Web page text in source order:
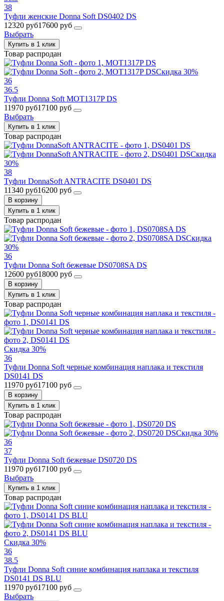
38
Туфли женские Donna Soft DS0402 DS
12320 руб17600 руб
Выбрать
Купить в 1 клик
Товар распродан
Скидка 30%
36
36.5
Туфли Donna Soft MOT1317P DS
11970 руб17100 руб
Выбрать
Купить в 1 клик
Товар распродан
Скидка
30%
38
Туфли DonnaSoft ANTRACITE DS0401 DS
11340 руб16200 руб
В корзину
Купить в 1 клик
Товар распродан
Скидка
30%
36
Туфли Donna Soft бежевые DS0708SA DS
12600 руб18000 руб
В корзину
Купить в 1 клик
Товар распродан
Скидка 30%
36
Туфли Donna Soft черные комбинация наплака и текстиля
DS0141 DS
11970 руб17100 руб
В корзину
Купить в 1 клик
Товар распродан
Скидка 30%
36
37
Туфли Donna Soft бежевые DS0720 DS
11970 руб17100 руб
Выбрать
Купить в 1 клик
Товар распродан
Скидка 30%
36
38.5
Туфли Donna Soft синие комбинация наплака и текстиля
DS0141 DS BLU
11970 руб17100 руб
Выбрать